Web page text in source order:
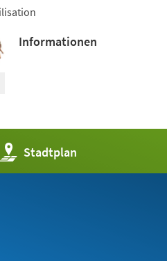
Informationen
Stadtplan
(Öffnet